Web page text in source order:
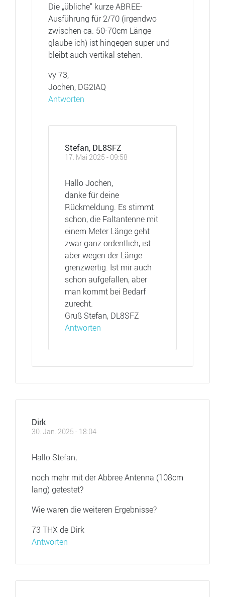
Die „übliche“ kurze ABREE-
Ausführung für 2/70 (irgendwo
zwischen ca. 50-70cm Länge
glaube ich) ist hingegen super und
bleibt auch vertikal stehen.
vy 73,
Jochen, DG2IAQ
Antworten
Stefan, DL8SFZ
17. Mai 2025 - 09:58
Hallo Jochen,
danke für deine
Rückmeldung. Es stimmt
schon, die Faltantenne mit
einem Meter Länge geht
zwar ganz ordentlich, ist
aber wegen der Länge
grenzwertig. Ist mir auch
schon aufgefallen, aber
man kommt bei Bedarf
zurecht.
Gruß Stefan, DL8SFZ
Antworten
Dirk
30. Jan. 2025 - 18:04
Hallo Stefan,
noch mehr mit der Abbree Antenna (108cm
lang) getestet?
Wie waren die weiteren Ergebnisse?
73 THX de Dirk
Antworten